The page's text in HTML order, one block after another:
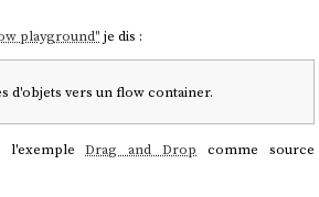
playground" je dis :
d'objets vers un flow container.
l'exempleDrag and Drop comme source